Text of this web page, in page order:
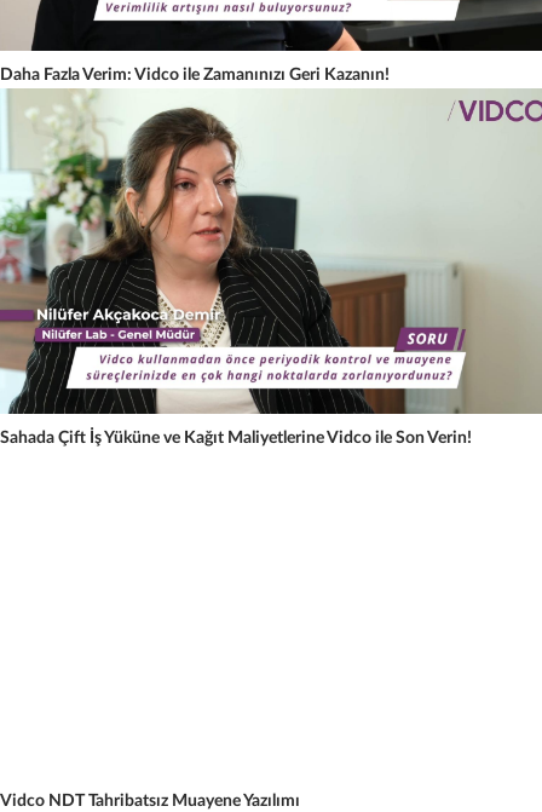
Daha Fazla Verim: Vidco ile Zamanınızı Geri Kazanın!
Sahada Çift İş Yüküne ve Kağıt Maliyetlerine Vidco ile Son Verin!
Vidco NDT Tahribatsız Muayene Yazılımı